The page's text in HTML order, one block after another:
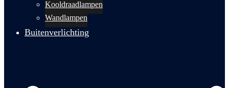
Kooldraadlampen
Wandlampen
Buitenverlichting